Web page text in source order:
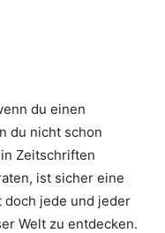
du einen
du nicht schon
Zeitschriften
ist sicher eine
doch jede und jeder
Welt zu entdecken.